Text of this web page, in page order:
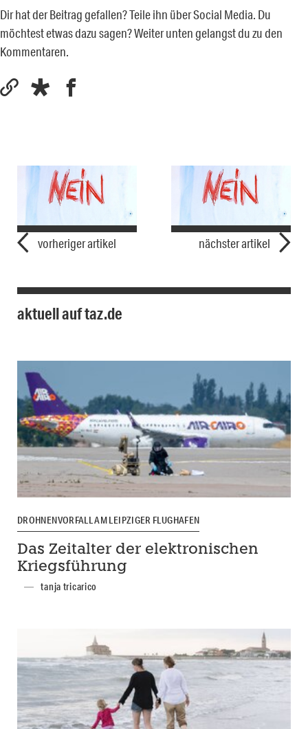
Dir hat der Beitrag gefallen? Teile ihn über Social Media. Du
möchtest etwas dazu sagen? Weiter unten gelangst du zu den
Kommentaren.
vorheriger artikel nächster artikel
aktuell auf taz.de
DROHNENVORFALL AM LEIPZIGER FLUGHAFEN
Das Zeitalter der elektronischen
Kriegsführung
tanja tricarico